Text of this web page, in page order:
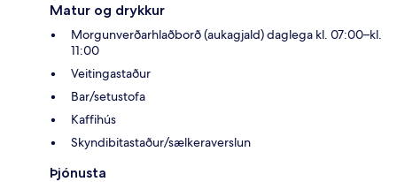
Matur og drykkur
Morgunverðarhlaðborð (aukagjald) daglega kl. 07:00–kl.
11:00
Veitingastaður
Bar/setustofa
Kaffihús
Skyndibitastaður/sælkeraverslun
Þjónusta